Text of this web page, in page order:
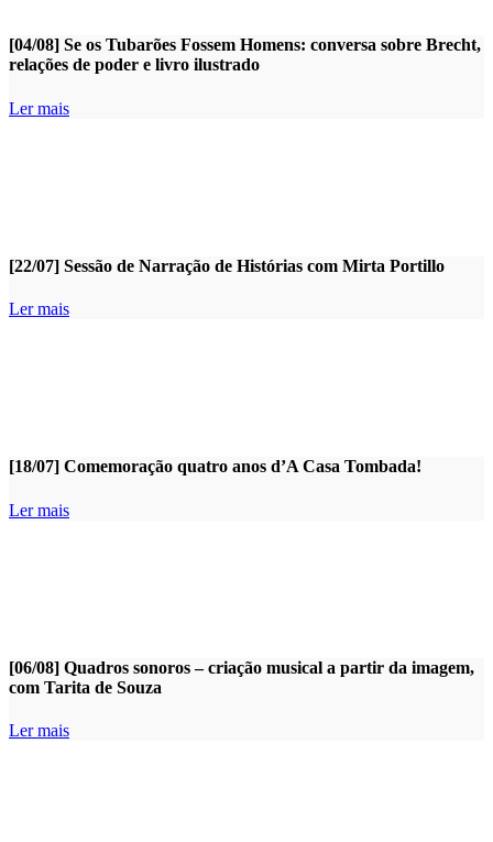
[04/08] Se os Tubarões Fossem Homens: conversa sobre Brecht,
relações de poder e livro ilustrado
Ler mais
[22/07] Sessão de Narração de Histórias com Mirta Portillo
Ler mais
[18/07] Comemoração quatro anos d’A Casa Tombada!
Ler mais
[06/08] Quadros sonoros – criação musical a partir da imagem,
com Tarita de Souza
Ler mais